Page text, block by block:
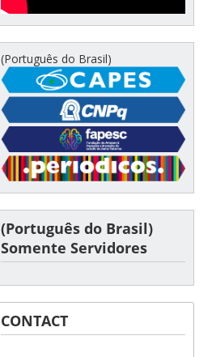
(Português do Brasil)
(Português do Brasil)
Somente Servidores
CONTACT